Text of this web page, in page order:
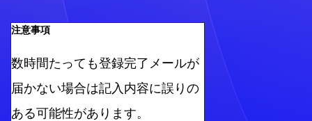
注意事項
数時間たっても登録完了メールが
届かない場合は記入内容に誤りの
ある可能性があります。